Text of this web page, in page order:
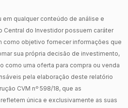
em qualquer conteúdo de análise e
do Investidor possuem caráter
como objetivo fornecer informações que
sua própria decisão de investimento,
como uma oferta para compra ou venda
pela elaboração deste relatório
CVM nº 598/18, que as
única e exclusivamente as suas